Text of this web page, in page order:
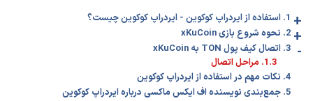
1. استفاده از ایردراپ کوکوین - ایردراپ کوکوین چیست؟ +
2. نحوه شروع بازی xKuCoin +
3. اتصال کیف پول TON به xKuCoin -
1.3. مراحل اتصال
4. نکات مهم در استفاده از ایردراپ کوکوین
5. جمع‌بندی نویسنده اف ایکس ماکسی درباره ایردراپ کوکوین